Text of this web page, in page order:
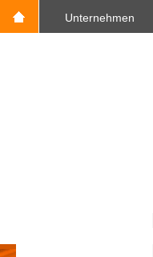
Unternehmen